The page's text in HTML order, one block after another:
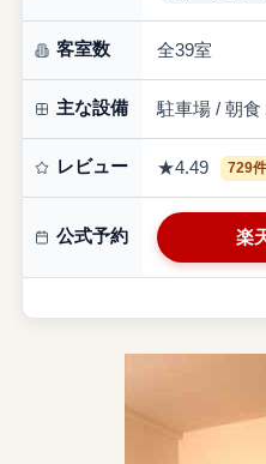
客室数 全39室
主な設備 駐車場 / 朝
レビュー ★4.49 729件
公式予約 楽